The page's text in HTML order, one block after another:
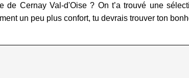
de Cernay Val-d'Oise ? On t’a trouvé une
un peu plus confort, tu devrais trouver ton